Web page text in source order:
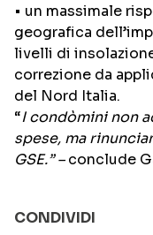
• un massimale
geografica
livelli di
correzione da
del Nord Italia.
“I condòmini non
spese, ma
GSE.” –conclude
CONDIVIDI